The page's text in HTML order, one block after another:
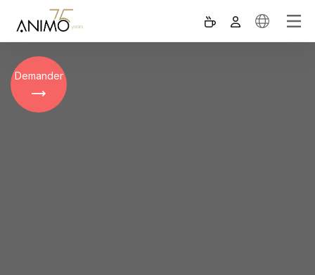
Demander